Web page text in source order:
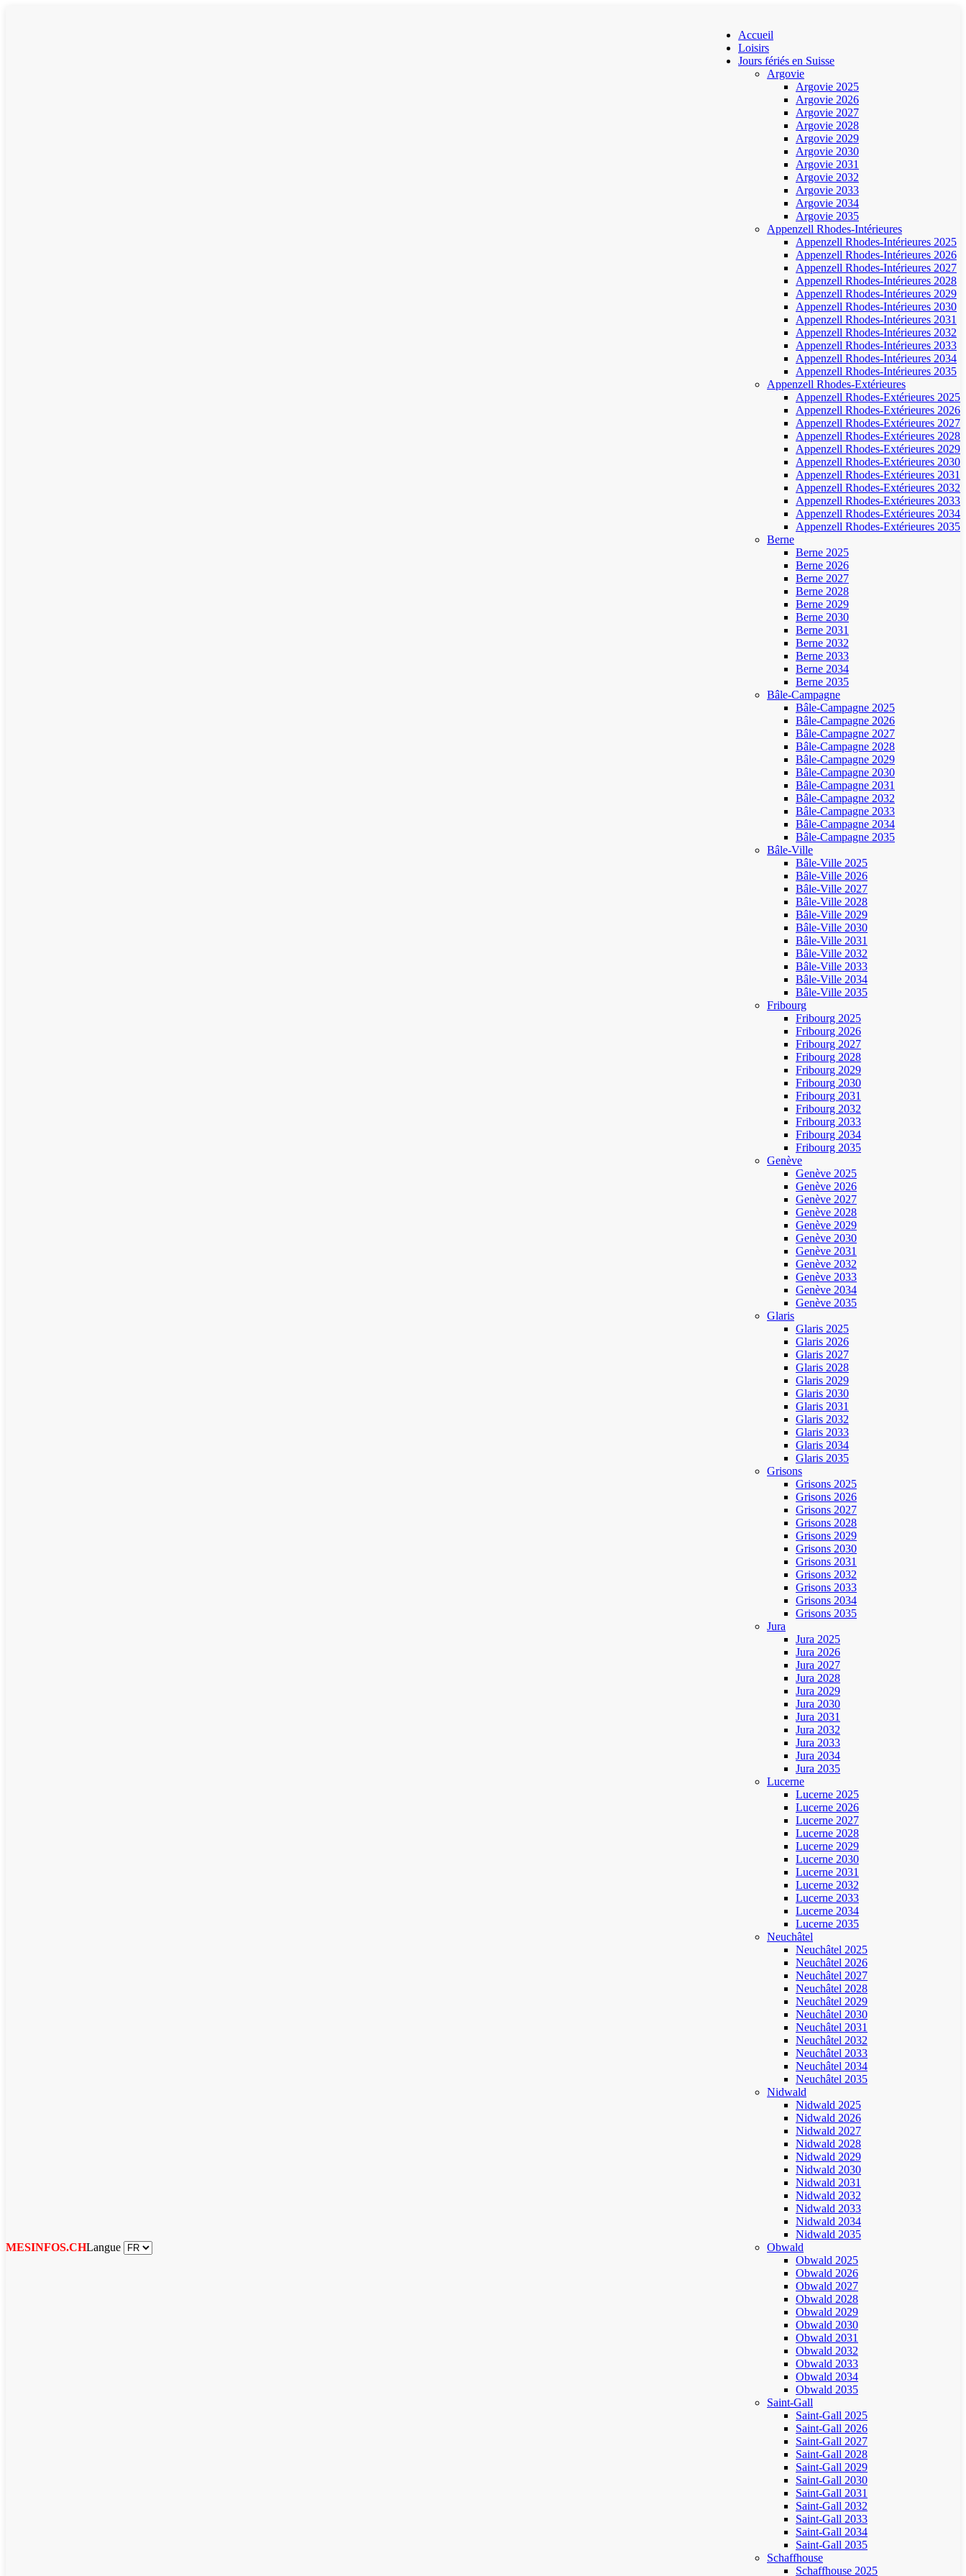
MESINFOS.CHLangue
Accueil
Loisirs
Jours fériés en Suisse
Argovie
Argovie 2025
Argovie 2026
Argovie 2027
Argovie 2028
Argovie 2029
Argovie 2030
Argovie 2031
Argovie 2032
Argovie 2033
Argovie 2034
Argovie 2035
Appenzell Rhodes-Intérieures
Appenzell Rhodes-Intérieures 2025
Appenzell Rhodes-Intérieures 2026
Appenzell Rhodes-Intérieures 2027
Appenzell Rhodes-Intérieures 2028
Appenzell Rhodes-Intérieures 2029
Appenzell Rhodes-Intérieures 2030
Appenzell Rhodes-Intérieures 2031
Appenzell Rhodes-Intérieures 2032
Appenzell Rhodes-Intérieures 2033
Appenzell Rhodes-Intérieures 2034
Appenzell Rhodes-Intérieures 2035
Appenzell Rhodes-Extérieures
Appenzell Rhodes-Extérieures 2025
Appenzell Rhodes-Extérieures 2026
Appenzell Rhodes-Extérieures 2027
Appenzell Rhodes-Extérieures 2028
Appenzell Rhodes-Extérieures 2029
Appenzell Rhodes-Extérieures 2030
Appenzell Rhodes-Extérieures 2031
Appenzell Rhodes-Extérieures 2032
Appenzell Rhodes-Extérieures 2033
Appenzell Rhodes-Extérieures 2034
Appenzell Rhodes-Extérieures 2035
Berne
Berne 2025
Berne 2026
Berne 2027
Berne 2028
Berne 2029
Berne 2030
Berne 2031
Berne 2032
Berne 2033
Berne 2034
Berne 2035
Bâle-Campagne
Bâle-Campagne 2025
Bâle-Campagne 2026
Bâle-Campagne 2027
Bâle-Campagne 2028
Bâle-Campagne 2029
Bâle-Campagne 2030
Bâle-Campagne 2031
Bâle-Campagne 2032
Bâle-Campagne 2033
Bâle-Campagne 2034
Bâle-Campagne 2035
Bâle-Ville
Bâle-Ville 2025
Bâle-Ville 2026
Bâle-Ville 2027
Bâle-Ville 2028
Bâle-Ville 2029
Bâle-Ville 2030
Bâle-Ville 2031
Bâle-Ville 2032
Bâle-Ville 2033
Bâle-Ville 2034
Bâle-Ville 2035
Fribourg
Fribourg 2025
Fribourg 2026
Fribourg 2027
Fribourg 2028
Fribourg 2029
Fribourg 2030
Fribourg 2031
Fribourg 2032
Fribourg 2033
Fribourg 2034
Fribourg 2035
Genève
Genève 2025
Genève 2026
Genève 2027
Genève 2028
Genève 2029
Genève 2030
Genève 2031
Genève 2032
Genève 2033
Genève 2034
Genève 2035
Glaris
Glaris 2025
Glaris 2026
Glaris 2027
Glaris 2028
Glaris 2029
Glaris 2030
Glaris 2031
Glaris 2032
Glaris 2033
Glaris 2034
Glaris 2035
Grisons
Grisons 2025
Grisons 2026
Grisons 2027
Grisons 2028
Grisons 2029
Grisons 2030
Grisons 2031
Grisons 2032
Grisons 2033
Grisons 2034
Grisons 2035
Jura
Jura 2025
Jura 2026
Jura 2027
Jura 2028
Jura 2029
Jura 2030
Jura 2031
Jura 2032
Jura 2033
Jura 2034
Jura 2035
Lucerne
Lucerne 2025
Lucerne 2026
Lucerne 2027
Lucerne 2028
Lucerne 2029
Lucerne 2030
Lucerne 2031
Lucerne 2032
Lucerne 2033
Lucerne 2034
Lucerne 2035
Neuchâtel
Neuchâtel 2025
Neuchâtel 2026
Neuchâtel 2027
Neuchâtel 2028
Neuchâtel 2029
Neuchâtel 2030
Neuchâtel 2031
Neuchâtel 2032
Neuchâtel 2033
Neuchâtel 2034
Neuchâtel 2035
Nidwald
Nidwald 2025
Nidwald 2026
Nidwald 2027
Nidwald 2028
Nidwald 2029
Nidwald 2030
Nidwald 2031
Nidwald 2032
Nidwald 2033
Nidwald 2034
Nidwald 2035
Obwald
Obwald 2025
Obwald 2026
Obwald 2027
Obwald 2028
Obwald 2029
Obwald 2030
Obwald 2031
Obwald 2032
Obwald 2033
Obwald 2034
Obwald 2035
Saint-Gall
Saint-Gall 2025
Saint-Gall 2026
Saint-Gall 2027
Saint-Gall 2028
Saint-Gall 2029
Saint-Gall 2030
Saint-Gall 2031
Saint-Gall 2032
Saint-Gall 2033
Saint-Gall 2034
Saint-Gall 2035
Schaffhouse
Schaffhouse 2025